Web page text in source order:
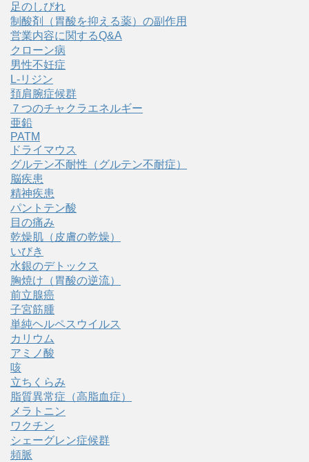
足のしびれ
制酸剤（胃酸を抑える薬）の副作用
営業内容に関するQ&A
クローン病
男性不妊症
L-リジン
頚肩腕症候群
７つのチャクラエネルギー
亜鉛
PATM
ドライマウス
グルテン不耐性（グルテン不耐症）
脳疾患
精神疾患
パントテン酸
目の痛み
乾燥肌（皮膚の乾燥）
いびき
水銀のデトックス
胸焼け（胃酸の逆流）
前立腺癌
子宮筋腫
単純ヘルペスウイルス
カリウム
アミノ酸
咳
立ちくらみ
脂質異常症（高脂血症）
メラトニン
ワクチン
シェーグレン症候群
頻脈